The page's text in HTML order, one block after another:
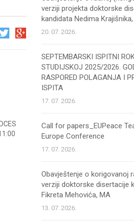
verziji projekta doktorske
kandidata Nedima
20. 07. 2026.
SEPTEMBARSKI ISPITNI
STUDIJSKOJ 2025/2026.
RASPORED POLAGANJA I
ISPITA
17. 07. 2026.
Call for papers_EUPeace
Europe Conference
17. 07. 2026.
Obavještenje o korigovanoj
verziji doktorske disertacije
Fikreta Mehovića, MA
13. 07. 2026.